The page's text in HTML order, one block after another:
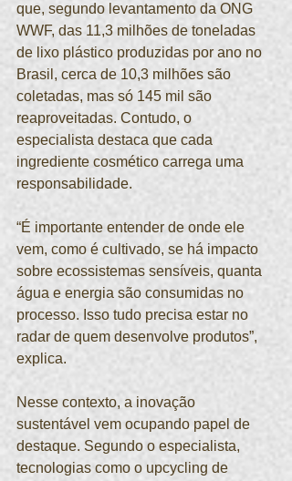
que, segundo levantamento da ONG
WWF, das 11,3 milhões de toneladas
de lixo plástico produzidas por ano no
Brasil, cerca de 10,3 milhões são
coletadas, mas só 145 mil são
reaproveitadas. Contudo, o
especialista destaca que cada
ingrediente cosmético carrega uma
responsabilidade.
“É importante entender de onde ele
vem, como é cultivado, se há impacto
sobre ecossistemas sensíveis, quanta
água e energia são consumidas no
processo. Isso tudo precisa estar no
radar de quem desenvolve produtos”,
explica.
Nesse contexto, a inovação
sustentável vem ocupando papel de
destaque. Segundo o especialista,
tecnologias como o upcycling de